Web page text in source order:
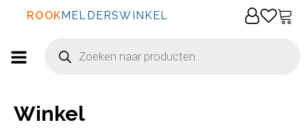
ROOKMELDERSWINKEL
Producten
zoeken
Winkel